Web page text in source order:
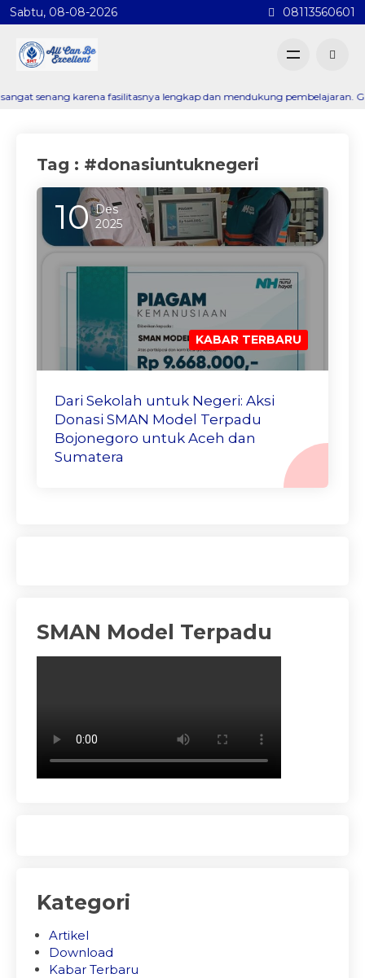
Sabtu, 08-08-2026 08113560601
karena fasilitasnya lengkap dan mendukung pembelajaran.
Tag : #donasiuntuknegeri
10 Des
2025
KABAR TERBARU
Dari Sekolah untuk Negeri: Aksi
Donasi SMAN Model Terpadu
Bojonegoro untuk Aceh dan
Sumatera
SMAN Model Terpadu
Kategori
Artikel
Download
Kabar Terbaru